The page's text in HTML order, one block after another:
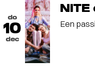
do
10
dec
NITE
Een